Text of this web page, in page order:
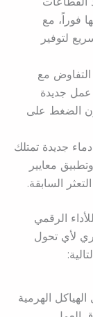
فوراً، مع
لتوفير
مع
عمل جديدة
الضغط على
جديدة تمتلك
معايير
السابقة.
الرقمي
لأي تحول
الهرمية